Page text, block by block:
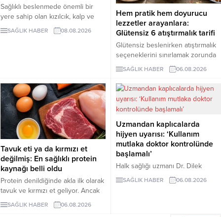
Sağlıklı beslenmede önemli bir
yere sahip olan kızılcık, kalp ve
damar sistemini desteklerken
bağışıklık sisteminin güçlenmesine
iltihaplanmanın göstergelerinden
biri olan CRP seviyesinin
düşürülmesine destek oluyor.
SAĞLIK HABER 08.08.2026
Hem pratik hem doyurucu
lezzetler arayanlara:
Glütensiz 6 atıştırmalık tarifi
Glütensiz beslenirken atıştırmalık
seçeneklerini sınırlamak zorunda
değilsiniz. Evde kolayca
hazırlayabileceğiniz bu 5 glütensiz
tarif, hem pratik hem de lezzetli
alternatifler sunuyor.
SAĞLIK HABER 06.08.2026
Tavuk eti ya da kırmızı et
değilmiş: En sağlıklı protein
kaynağı belli oldu
Protein denildiğinde akla ilk olarak
tavuk ve kırmızı et geliyor. Ancak
bilim insanları, son yıllarda yapılan
araştırmaların kurubaklagilleri daha
SAĞLIK HABER 06.08.2026
Uzmandan kaplıcalarda
hijyen uyarısı: ‘Kullanım
mutlaka doktor kontrolünde
başlamalı’
Halk sağlığı uzmanı Dr. Dilek
Aslan, kaplıcaların kas ve iskelet
sistemi rahatsızlıkları ile stresin
SAĞLIK HABER 06.08.2026